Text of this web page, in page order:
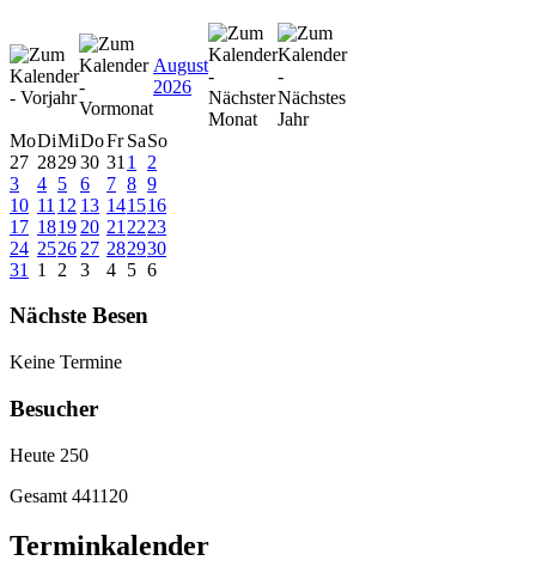
August
2026
MoDiMiDoFr SaSo
27 282930 31 1
2
3
4 5 6 7 8 9
10 11 12 13 141516
17 1819 20 21 2223
24 2526 27 282930
31
1 2 3 4 5 6
Nächste Besen
Keine Termine
Besucher
Heute 250
Gesamt 441120
Terminkalender